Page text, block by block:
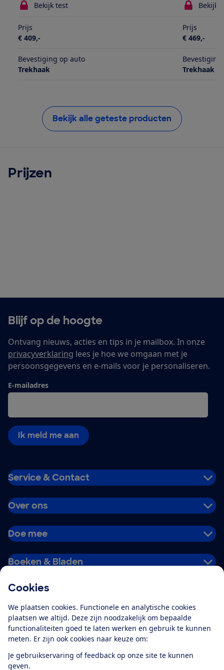
Cookies
We plaatsen cookies. Functionele en analytische cookies
plaatsen we altijd. Deze zijn noodzakelijk om bepaalde
functionaliteiten goed te laten werken en gebruik te kunnen
meten. Er zijn ook cookies naar keuze om:
Je gebruikservaring of feedback op onze site te kunnen
geven.
Bekijk test
Bekijk
Prijs
€ 409,-
Prijs
€ 469,-
Bevestiging op auto
Trekhaak
Trekhaak
Bekijk alle geteste producten
Prijzen
Blijf op de hoogte
Ontvang nieuws, acties en tips in je mailbox. In onze
privacyverklaring lees je hoe we omgaan met je
persoonsgegevens en e-mails voor je personaliseren.
E-mailadres
Ik meld me aan
Service & Contact
Over ons
Doe mee
Boeken & Bladen
Alles over de
app